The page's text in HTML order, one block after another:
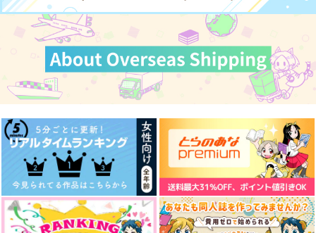
サンプル
作品詳細
サンプル サンプル
アイワナビーア
グルドカッツェ
787 円（税込）
ヒプノシスマイク
山田一郎×碧棺左馬刻
サンプル
作品詳細
愛してると思うならば
幻冬舎コミックス